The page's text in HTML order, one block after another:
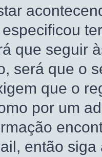
que seguir
será que o
que o
por um
então